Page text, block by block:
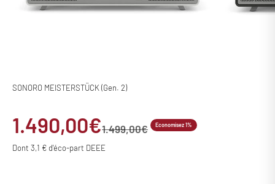
SONORO MEISTERSTÜCK (Gen. 2)
Prix de vente
1.490,00€Prix normal
1.499,00€ Economisez 1%
Dont 3,1 € d'éco-part DEEE